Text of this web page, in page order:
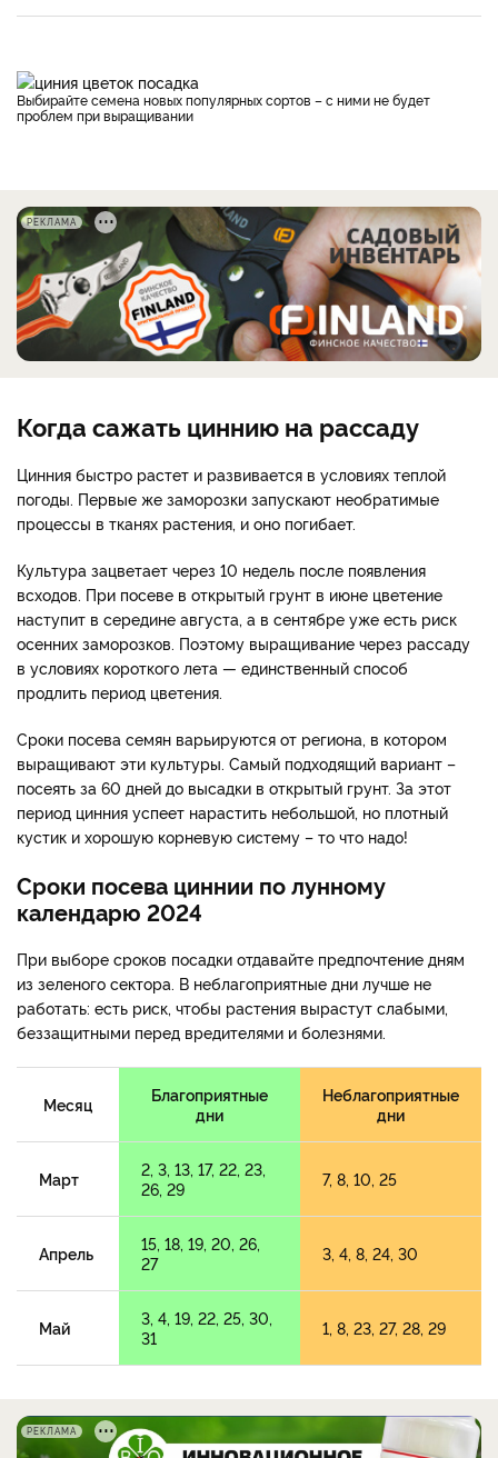
Выбирайте семена новых популярных сортов – с ними не будет
проблем при выращивании
РЕКЛАМА
Когда сажать циннию на рассаду
Цинния быстро растет и развивается в условиях теплой
погоды. Первые же заморозки запускают необратимые
процессы в тканях растения, и оно погибает.
Культура зацветает через 10 недель после появления
всходов. При посеве в открытый грунт в июне цветение
наступит в середине августа, а в сентябре уже есть риск
осенних заморозков. Поэтому выращивание через рассаду
в условиях короткого лета — единственный способ
продлить период цветения.
Сроки посева семян варьируются от региона, в котором
выращивают эти культуры. Самый подходящий вариант –
посеять за 60 дней до высадки в открытый грунт. За этот
период цинния успеет нарастить небольшой, но плотный
кустик и хорошую корневую систему – то что надо!
Сроки посева циннии по лунному
календарю 2024
При выборе сроков посадки отдавайте предпочтение дням
из зеленого сектора. В неблагоприятные дни лучше не
работать: есть риск, чтобы растения вырастут слабыми,
беззащитными перед вредителями и болезнями.
Месяц
Благоприятные
дни
Неблагоприятные
дни
Март
2, 3, 13, 17, 22, 23,
26, 29
7, 8, 10, 25
Апрель
15, 18, 19, 20, 26,
27
3, 4, 8, 24, 30
Май
3, 4, 19, 22, 25, 30,
31
1, 8, 23, 27, 28, 29
РЕКЛАМА